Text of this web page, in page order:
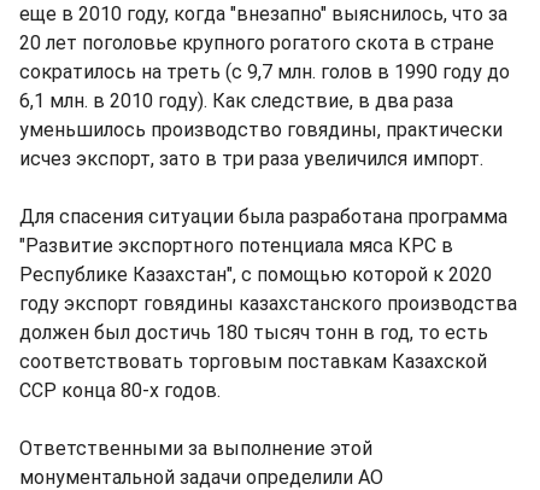
еще в 2010 году, когда "внезапно" выяснилось, что за
20 лет поголовье крупного рогатого скота в стране
сократилось на треть (с 9,7 млн. голов в 1990 году до
6,1 млн. в 2010 году). Как следствие, в два раза
уменьшилось производство говядины, практически
исчез экспорт, зато в три раза увеличился импорт.
Для спасения ситуации была разработана программа
"Развитие экспортного потенциала мяса КРС в
Республике Казахстан", с помощью которой к 2020
году экспорт говядины казахстанского производства
должен был достичь 180 тысяч тонн в год, то есть
соответствовать торговым поставкам Казахской
ССР конца 80-х годов.
Ответственными за выполнение этой
монументальной задачи определили АО